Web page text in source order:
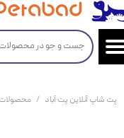
پت شاپ آنلاین پت آباد